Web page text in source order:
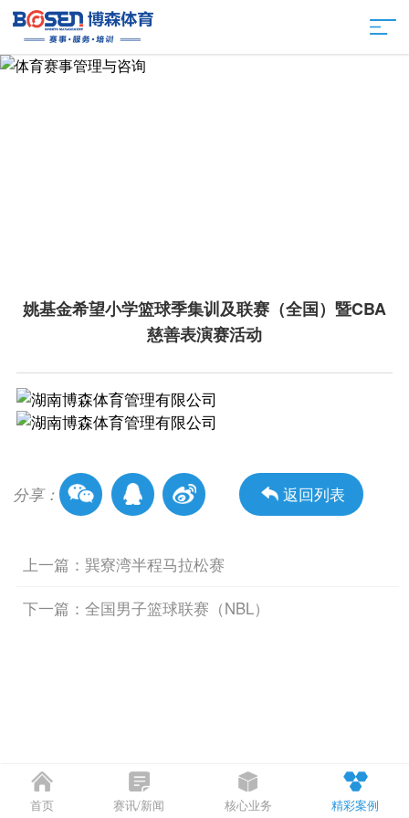
姚基金希望小学篮球季集训及联赛（全国）暨CBA
慈善表演赛活动
分享： 返回列表
上一篇：巽寮湾半程马拉松赛
下一篇：全国男子篮球联赛（NBL）
首页 赛讯/新闻 核心业务 精彩案例